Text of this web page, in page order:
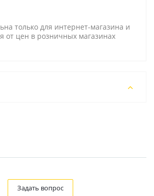
только для интернет-магазина и
от цен в розничных магазинах
Задать вопрос